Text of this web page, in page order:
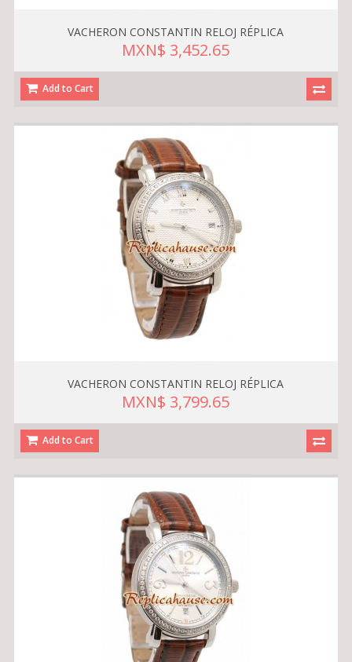
VACHERON CONSTANTIN RELOJ RÉPLICA
MXN$ 3,452.65
Add to Cart
VACHERON CONSTANTIN RELOJ RÉPLICA
MXN$ 3,799.65
Add to Cart